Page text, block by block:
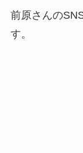
前原さんの
す。